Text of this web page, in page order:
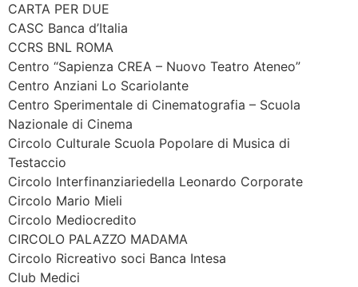
CARTA PER DUE
CASC Banca d’Italia
CCRS BNL ROMA
Centro “Sapienza CREA – Nuovo Teatro Ateneo”
Centro Anziani Lo Scariolante
Centro Sperimentale di Cinematografia – Scuola
Nazionale di Cinema
Circolo Culturale Scuola Popolare di Musica di
Testaccio
Circolo Interfinanziariedella Leonardo Corporate
Circolo Mario Mieli
Circolo Mediocredito
CIRCOLO PALAZZO MADAMA
Circolo Ricreativo soci Banca Intesa
Club Medici